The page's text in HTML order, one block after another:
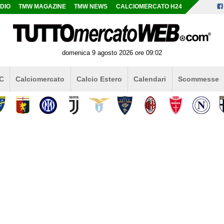
TMW MAGAZINE TMW NEWS CALCIOMERCATO H24
domenica 9 agosto 2026 ore 09:02
Calciomercato Calcio Estero Calendari Scommesse